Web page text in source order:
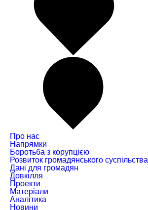
Про нас
Напрямки
Боротьба з корупцією
Розвиток громадянського суспільства
Дані для громадян
Довкілля
Проекти
Матеріали
Аналітика
Новини